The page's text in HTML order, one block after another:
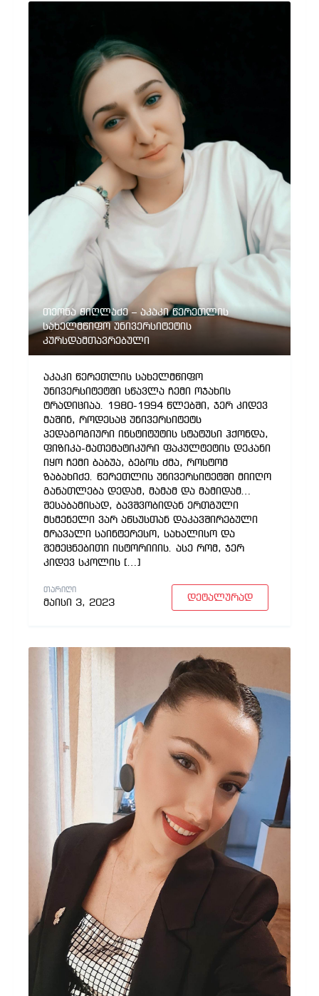
თეონა ჭიღლაძე – აკაკი წერეთლის
სახელმწიფო უნივერსიტეტის
კურსდამთავრებული
აკაკი წერეთლის სახელმწიფო
უნივერსიტეტში სწავლა ჩემი ოჯახის
ტრადიციაა. 1980-1994 წლებში, ჯერ კიდევ
მაშინ, როდესაც უნივერსიტეტს
პედაგოგიური ინსტიტუტის სტატუსი ჰქონდა,
ფიზიკა-მათემატიკური ფაკულტეტის დეკანი
იყო ჩემი ბაბუა, ბებოს ძმა, როსტომ
ზაბახიძე. წერეთლის უნივერსიტეტში მიიღო
განათლება დედამ, მამამ და მამიდამ…
შესაბამისად, ბავშვობიდან ერთგული
მსმენელი ვარ აწსუსთან დაკავშირებული
მრავალი საინტერესო, სახალისო და
შემეცნებითი ისტორიიის. ასე რომ, ჯერ
კიდევ სკოლის […]
ᲗᲐᲠᲘᲦᲘ
მაისი 3, 2023
დეტალურად